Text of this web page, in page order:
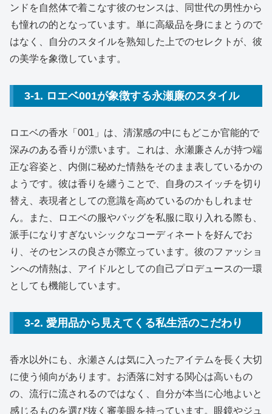
ンドを自然体で着こなす彼のセンスは、同世代の男性から
も憧れの的となっています。単に高級品を身にまとうので
はなく、自分のスタイルを熟知した上でのセレクトが、彼
の美学を象徴しています。
3-1. ロエベ001が象徴する永瀬廉のスタイル
ロエベの香水「001」は、清潔感の中にもどこか官能的で
深みのある香りが漂います。これは、永瀬廉さんが持つ端
正な容姿と、内側に秘めた情熱をそのまま表しているかの
ようです。彼は香りを纏うことで、自身のスイッチを切り
替え、表現者としての意識を高めているのかもしれませ
ん。また、ロエベの服やバッグを私服に取り入れる際も、
派手になりすぎないシックなコーディネートを好んでお
り、そのセンスの良さが際立っています。彼のファッショ
ンへの情熱は、アイドルとしての自己プロデュースの一環
としても機能しています。
3-2. 愛用品から見えてくる私生活のこだわり
香水以外にも、永瀬さんは気に入ったアイテムを長く大切
に使う傾向があります。お洒落に対する関心は高いもの
の、流行に流されるのではなく、自分が本当に心地よいと
感じるものを選び抜く審美眼を持っています。眼鏡やジュ